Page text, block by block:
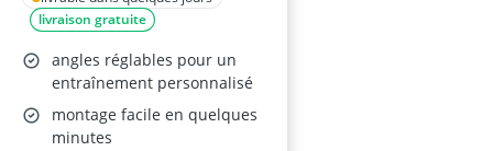
livraison gratuite
angles réglables pour un
entraînement personnalisé
montage facile en quelques
minutes